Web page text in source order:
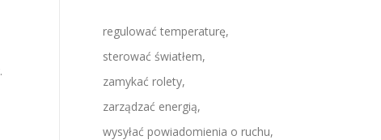
regulować temperaturę,
sterować światłem,
zamykać rolety,
zarządzać energią,
wysyłać powiadomienia o ruchu,